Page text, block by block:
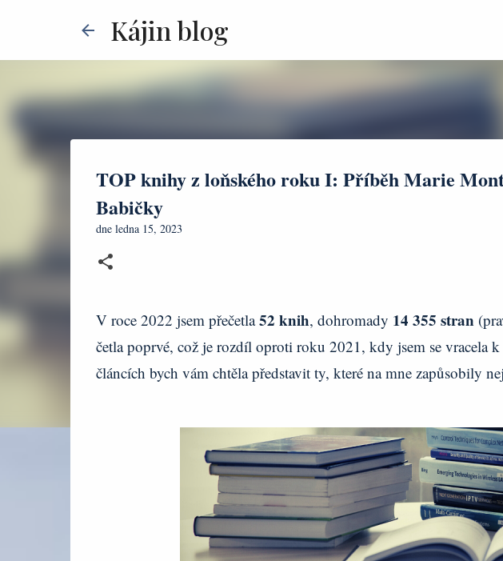
Kájin blog
TOP knihy z loňského roku I: Příběh Marie
Babičky
dne ledna 15, 2023
V roce 2022 jsem přečetla52 knih, dohromady 14 355 stran
četla poprvé, což je rozdíl oproti roku 2021, kdy jsem se vracela
článcích bych vám chtěla představit ty, které na mne zapůsobily